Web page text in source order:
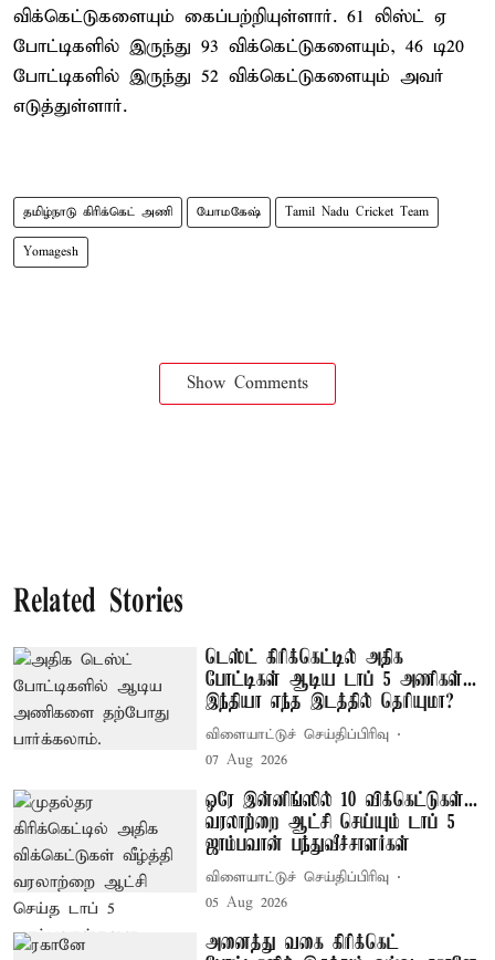
விக்கெட்டுகளையும் கைப்பற்றியுள்ளார். 61 லிஸ்ட் ஏ
போட்டிகளில் இருந்து 93 விக்கெட்டுகளையும், 46 டி20
போட்டிகளில் இருந்து 52 விக்கெட்டுகளையும் அவர்
எடுத்துள்ளார்.
தமிழ்நாடு கிரிக்கெட் அணி யோமகேஷ் Tamil Nadu Cricket Team
Yomagesh
Show Comments
Related Stories
டெஸ்ட் கிரிக்கெட்டில் அதிக
போட்டிகள் ஆடிய டாப் 5 அணிகள்...
இந்தியா எந்த இடத்தில் தெரியுமா?
விளையாட்டுச் செய்திப்பிரிவு
07 Aug 2026
ஒரே இன்னிங்ஸில் 10 விக்கெட்டுகள்...
வரலாற்றை ஆட்சி செய்யும் டாப் 5
ஜாம்பவான் பந்துவீச்சாளர்கள்
விளையாட்டுச் செய்திப்பிரிவு
05 Aug 2026
அனைத்து வகை கிரிக்கெட்